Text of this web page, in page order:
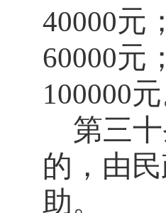
40000元
60000元
100000元
第三
的，由
助。